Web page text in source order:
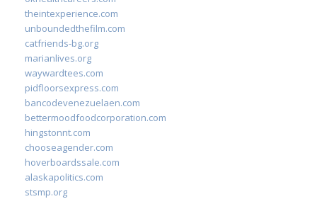
theintexperience.com
unboundedthefilm.com
catfriends-bg.org
marianlives.org
waywardtees.com
pidfloorsexpress.com
bancodevenezuelaen.com
bettermoodfoodcorporation.com
hingstonnt.com
chooseagender.com
hoverboardssale.com
alaskapolitics.com
stsmp.org